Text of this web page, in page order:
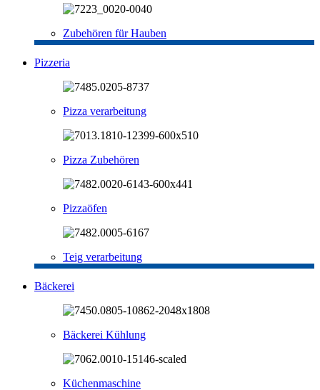
Zubehören für Hauben
Pizzeria
Pizza verarbeitung
Pizza Zubehören
Pizzaöfen
Teig verarbeitung
Bäckerei
Bäckerei Kühlung
Küchenmaschine